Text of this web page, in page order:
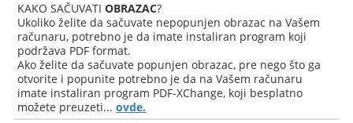
KAKO SAČUVATIOBRAZAC?
Ukoliko želite da sačuvate nepopunjen obrazac na Vašem
računaru, potrebno je da imate instaliran program koji
podržava PDF format.
Ako želite da sačuvate popunjen obrazac, pre nego što ga
otvorite i popunite potrebno je da na Vašem računaru
imate instaliran program PDF-XChange, koji besplatno
možete preuzeti...ovde.